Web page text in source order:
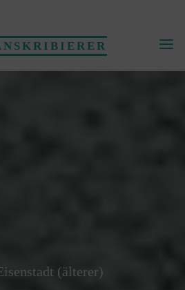
(älterer)